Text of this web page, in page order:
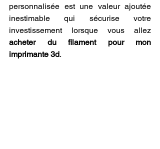
personnalisée est une valeur ajoutée
inestimable qui sécurise votre
acheter du filament pour mon
imprimante 3d.